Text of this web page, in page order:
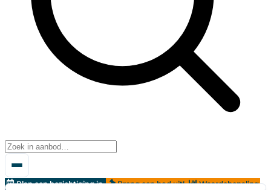
Plan een bezichtiging in Breng een bod uit! Waardebepaling